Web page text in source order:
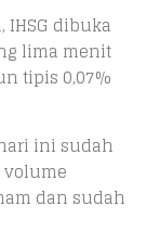
dibuka
lima menit
tipis 0,07%
ini sudah
dan sudah